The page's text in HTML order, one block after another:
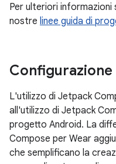
Per ulteriori informazioni
nostre linee guida di
Configurazione
L'utilizzo di Jetpack
all'utilizzo di Jetpack
progetto Android. La
Compose per Wear
che semplificano la